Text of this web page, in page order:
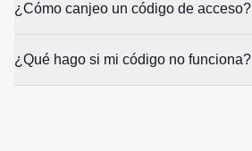
¿Cómo canjeo un código de acceso?
¿Qué hago si mi código no funciona?